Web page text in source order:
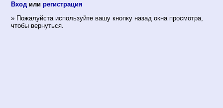
Вход или регистрация
» Пожалуйста используйте вашу кнопку назад окна просмотра,
чтобы вернуться.